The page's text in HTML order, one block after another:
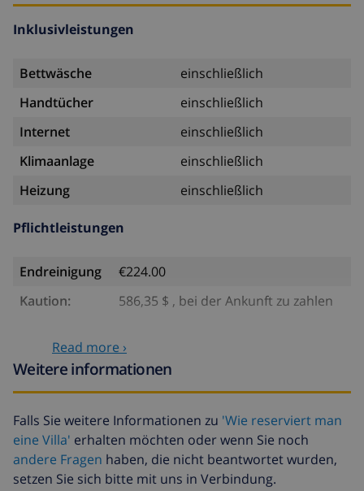
Inklusivleistungen
Bettwäsche
einschließlich
Handtücher
einschließlich
Internet
einschließlich
Klimaanlage
einschließlich
Heizung
einschließlich
Pflichtleistungen
Endreinigung
€224.00
Kaution:
586,35 $ , bei der Ankunft zu zahlen
Optionale leistungen
Extra bett
14,07 $ pro Tag
Reiserücktrittsfonds:
4.80% der Gesamtsumme
Read more ›
Weitere informationen
Falls Sie weitere Informationen zu 'Wie reserviert man
eine Villa' erhalten möchten oder wenn Sie noch
andere Fragen haben, die nicht beantwortet wurden,
setzen Sie sich bitte mit uns in Verbindung.